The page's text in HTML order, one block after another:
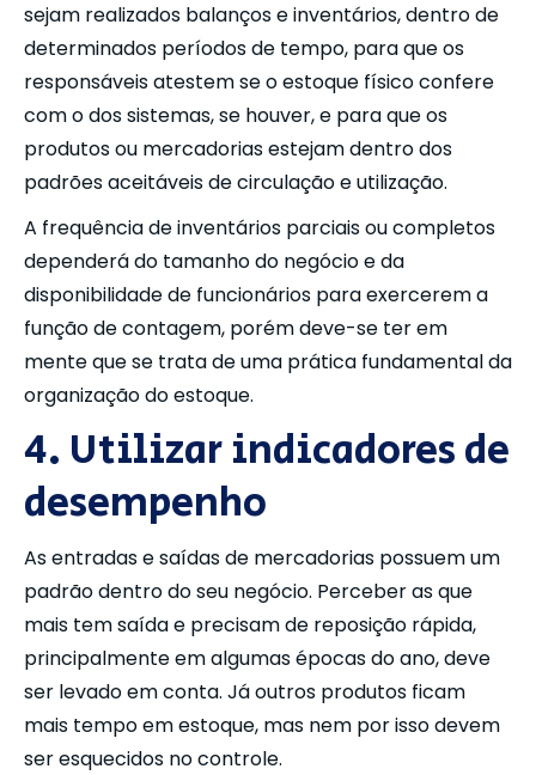
sejam realizados balanços e inventários, dentro de
determinados períodos de tempo, para que os
responsáveis atestem se o estoque físico confere
com o dos sistemas, se houver, e para que os
produtos ou mercadorias estejam dentro dos
padrões aceitáveis de circulação e utilização.
A frequência de inventários parciais ou completos
dependerá do tamanho do negócio e da
disponibilidade de funcionários para exercerem a
função de contagem, porém deve-se ter em
mente que se trata de uma prática fundamental da
organização do estoque.
4. Utilizar indicadores de
desempenho
As entradas e saídas de mercadorias possuem um
padrão dentro do seu negócio. Perceber as que
mais tem saída e precisam de reposição rápida,
principalmente em algumas épocas do ano, deve
ser levado em conta. Já outros produtos ficam
mais tempo em estoque, mas nem por isso devem
ser esquecidos no controle.